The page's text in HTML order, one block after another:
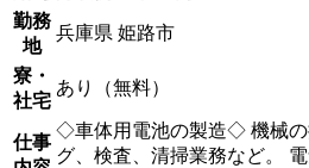
勤務
地
兵庫県 姫路市
寮・
社宅
あり（無料）
仕事
◇車体用電池の製造◇ 機械の
グ、検査、清掃業務など。